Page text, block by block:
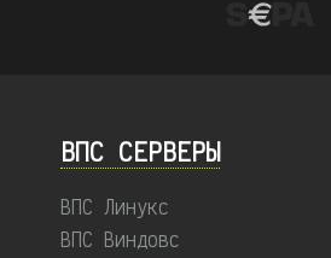
ВПС СЕРВЕРЫ
ВПС Линукс
ВПС Виндовс